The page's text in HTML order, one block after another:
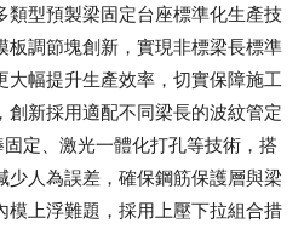
型預製梁固定台座標準化生產技
板調節塊創新，實現非標梁長標準
幅提升生產效率，切實保障施工
新採用適配不同梁長的波紋管定
定、激光一體化打孔等技術，搭
人為誤差，確保鋼筋保護層與梁
模上浮難題，採用上壓下拉組合措